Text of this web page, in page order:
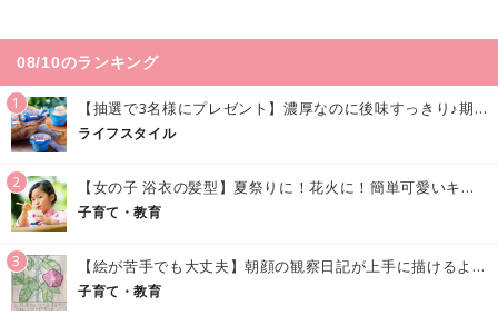
08/10のランキング
1 【抽選で3名様にプレゼント】濃厚なのに後味すっきり♪期間限定の「メイトーのなめらかプリン カルピス®入りソース」で夏を味わおう！
ライフスタイル
2 【女の子 浴衣の髪型】夏祭りに！花火に！簡単可愛いキッズの浴衣ヘアアレンジまとめ
子育て・教育
3 【絵が苦手でも大丈夫】朝顔の観察日記が上手に描けるようになる方法｜イラスト付き
子育て・教育